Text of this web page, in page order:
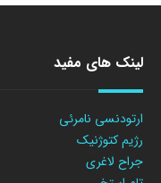
لینک های مفید
ارتودنسی نامرئی
رژیم کتوژنیک
جراح لاغری